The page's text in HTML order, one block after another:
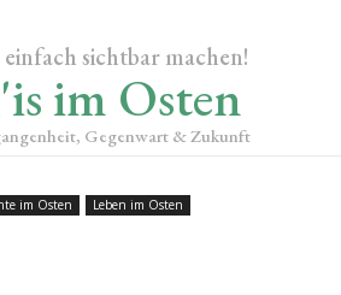
sichtbar machen!
im Osten
Gegenwart & Zukunft
im Osten Leben im Osten